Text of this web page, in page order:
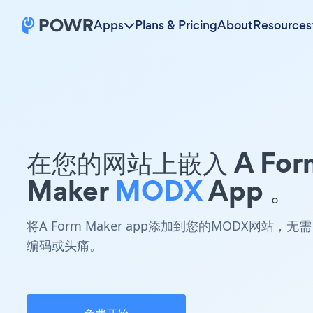
Apps Plans & PricingAboutResources
在您的网站上嵌入 A
MakerMODXApp 。
将A Form Maker app添加到您的MODX网站，无需
编码或头痛。